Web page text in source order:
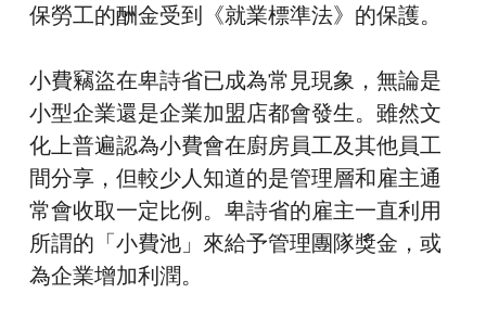
保勞工的酬金受到《就業標準法》的保護。
小費竊盜在卑詩省已成為常見現象，無論是
小型企業還是企業加盟店都會發生。雖然文
化上普遍認為小費會在廚房員工及其他員工
間分享，但較少人知道的是管理層和雇主通
常會收取一定比例。卑詩省的雇主一直利用
所謂的「小費池」來給予管理團隊獎金，或
為企業增加利潤。